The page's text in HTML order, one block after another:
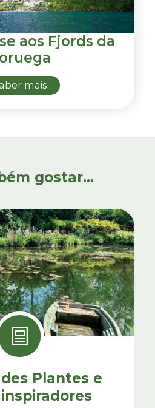
aos Fjords da
mais
gostar...
Plantes e